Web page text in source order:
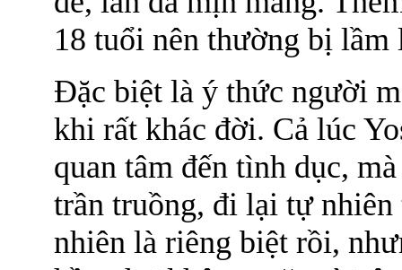
18 tuổi nên thường bị lầm
Đặc biệt là ý thức người
khi rất khác đời. Cả lúc
quan tâm đến tình dục,
trần truồng, đi lại tự
nhiên là riêng biệt rồi,